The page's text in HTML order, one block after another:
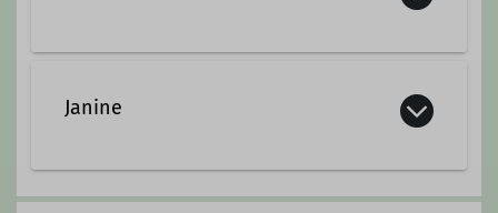
Ämter
stellvertretender Jugendreferent
Janine
janine.zeltner@dav-goc.de